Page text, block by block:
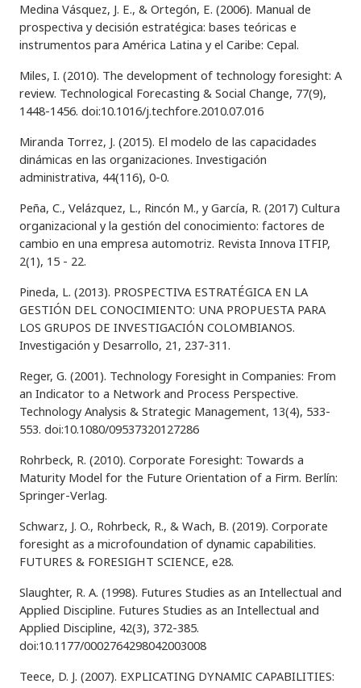
Medina Vásquez, J. E., & Ortegón, E. (2006). Manual de
prospectiva y decisión estratégica: bases teóricas e
instrumentos para América Latina y el Caribe: Cepal.
Miles, I. (2010). The development of technology foresight: A
review. Technological Forecasting & Social Change, 77(9),
1448-1456. doi:10.1016/j.techfore.2010.07.016
Miranda Torrez, J. (2015). El modelo de las capacidades
dinámicas en las organizaciones. Investigación
administrativa, 44(116), 0-0.
Peña, C., Velázquez, L., Rincón M., y García, R. (2017) Cultura
organizacional y la gestión del conocimiento: factores de
cambio en una empresa automotriz. Revista Innova ITFIP,
2(1), 15 - 22.
Pineda, L. (2013). PROSPECTIVA ESTRATÉGICA EN LA
GESTIÓN DEL CONOCIMIENTO: UNA PROPUESTA PARA
LOS GRUPOS DE INVESTIGACIÓN COLOMBIANOS.
Investigación y Desarrollo, 21, 237-311.
Reger, G. (2001). Technology Foresight in Companies: From
an Indicator to a Network and Process Perspective.
Technology Analysis & Strategic Management, 13(4), 533-
553. doi:10.1080/09537320127286
Rohrbeck, R. (2010). Corporate Foresight: Towards a
Maturity Model for the Future Orientation of a Firm. Berlín:
Springer-Verlag.
Schwarz, J. O., Rohrbeck, R., & Wach, B. (2019). Corporate
foresight as a microfoundation of dynamic capabilities.
FUTURES & FORESIGHT SCIENCE, e28.
Slaughter, R. A. (1998). Futures Studies as an Intellectual and
Applied Discipline. Futures Studies as an Intellectual and
Applied Discipline, 42(3), 372-385.
doi:10.1177/0002764298042003008
Teece, D. J. (2007). EXPLICATING DYNAMIC CAPABILITIES: